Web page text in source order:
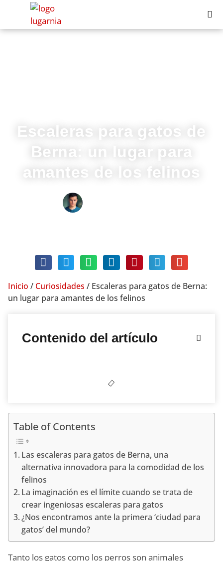
Escaleras para gatos de
Berna: un lugar para
amantes de los felinos
Inicio / Curiosidades / Escaleras para gatos de Berna:
un lugar para amantes de los felinos
Contenido del artículo
Table of Contents
Las escaleras para gatos de Berna, una
alternativa innovadora para la comodidad de los
felinos
La imaginación es el límite cuando se trata de
crear ingeniosas escaleras para gatos
¿Nos encontramos ante la primera ‘ciudad para
gatos’ del mundo?
Tanto los gatos como los perros son animales